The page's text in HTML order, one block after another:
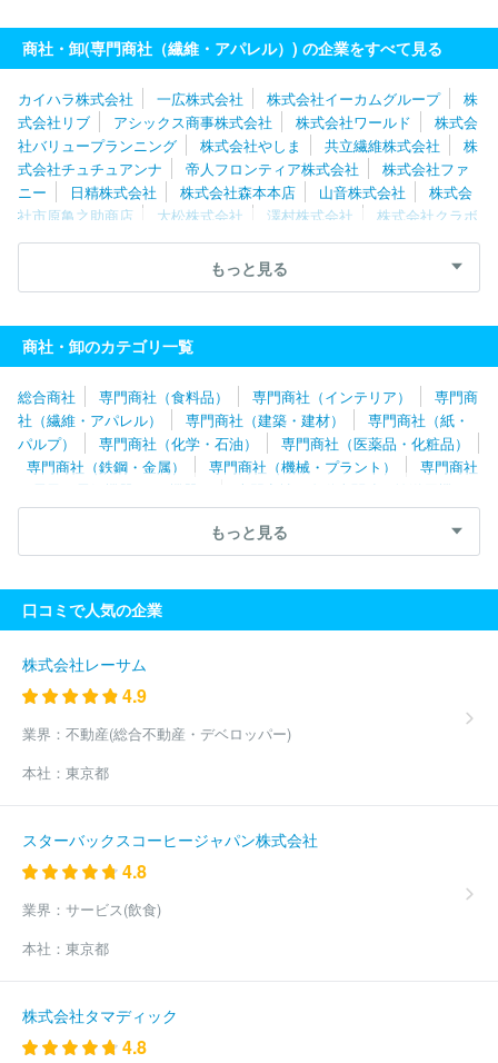
メール
株式会社アラ 有限会社コスミックインフォリンク
株式
会社ハヤシゴ
商社・卸(専門商社（繊維・アパレル）) の企業をすべて見る
カイハラ株式会社 一広株式会社 株式会社イーカムグループ
株
式会社リブ
アシックス商事株式会社 株式会社ワールド
株式会
社バリュープランニング
株式会社やしま 共立繊維株式会社
株
式会社チュチュアンナ
帝人フロンティア株式会社
株式会社ファ
ニー
日精株式会社 株式会社森本本店 山音株式会社
株式会
社市原亀之助商店
大松株式会社 澤村株式会社
株式会社クラボ
ウインターナショナル
京商株式会社
マルカイコーポレーション
株式会社ハヤシゴ 株式会社アスディック
清川株式会
社
式会社ＷＳＰ
株式会社元廣 八木兵株式会社
株式会社サンウェ
ル
株式会社アドコーポレーション
屋株式会社
株式会社ＢＭホールディングス パシバ株式会社
タ
ビオ株式会社
丸眞株式会社 株式会社ヤギ
株式会社ＰＡＬＴＡ
Ｃ
前多株式会社 ウライ株式会社 瀧本株式会社
清原株式会
社
クロスプラス株式会社 タキヒヨー株式会社
蝶理株式会社
株式会社ナルミヤ・インターナショナル
社ベイクルーズ
株式会社フジコウ 株式会社ナイガイ
株式会社
銀座ヨシノヤ
株式会社ヤマノホールディングス
西川株式会社
株式会社ヒットマン
株式会社リンク・セオリー・
ジャパン
株式会社プリンセストラヤ
ン株式会社
株式会社京都きもの友禅ホールディングス
アズノゥアズ
株式会社丸東 福助株式会社
株式会社エスティー
ク
伊豆義株式会社
レンティノジャパン株式会社
株式会社リボーンカンパニー
株式会社
株式会社古荘本店
本多タオル株式
会社
ほか(1850件)
もっと見る
商社・卸のカテゴリ一覧
総合商社 専門商社（食料品） 専門商社（インテリア）
専門商
社（繊維・アパレル）
専門商社（建築・建材）
専門商社（紙・
パルプ）
専門商社（化学・石油）
専門商社（医薬品・化粧品）
専門商社（鉄鋼・金属）
専門商社（機械・プラント）
専門商社
（電子・電気機器・OA機器）
専門商社（自動車関連・輸送用機
器）
専門商社（医療機器）
専門商社（文具・事務用品・日用
専門商社（スポーツ・レジャー用品） 専門商社（その他）
もっと見る
口コミで人気の企業
株式会社レーサム
4.9
業界： 不動産(総合不動産・デベロッパー)
本社： 東京都
スターバックスコーヒージャパン株式会社
4.8
業界： サービス(飲食)
本社： 東京都
株式会社タマディック
4.8